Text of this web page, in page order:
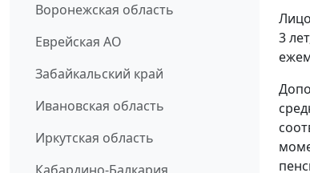
Воронежская область
Еврейская АО
Забайкальский край
Ивановская область
Иркутская область
3